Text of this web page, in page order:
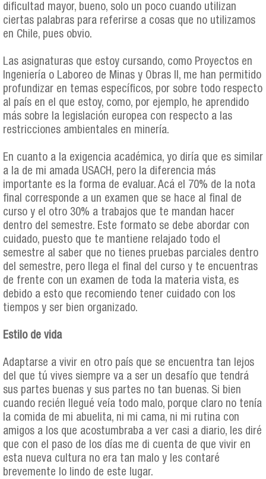
dificultad mayor, bueno, solo un poco cuando utilizan
ciertas palabras para referirse a cosas que no utilizamos
en Chile, pues obvio.
Las asignaturas que estoy cursando, como Proyectos en
Ingeniería o Laboreo de Minas y Obras II, me han permitido
profundizar en temas específicos, por sobre todo respecto
al país en el que estoy, como, por ejemplo, he aprendido
más sobre la legislación europea con respecto a las
restricciones ambientales en minería.
En cuanto a la exigencia académica, yo diría que es similar
a la de mi amada USACH, pero la diferencia más
importante es la forma de evaluar. Acá el 70% de la nota
final corresponde a un examen que se hace al final de
curso y el otro 30% a trabajos que te mandan hacer
dentro del semestre. Este formato se debe abordar con
cuidado, puesto que te mantiene relajado todo el
semestre al saber que no tienes pruebas parciales dentro
del semestre, pero llega el final del curso y te encuentras
de frente con un examen de toda la materia vista, es
debido a esto que recomiendo tener cuidado con los
tiempos y ser bien organizado.
Estilo de vida
Adaptarse a vivir en otro país que se encuentra tan lejos
del que tú vives siempre va a ser un desafío que tendrá
sus partes buenas y sus partes no tan buenas. Si bien
cuando recién llegué veía todo malo, porque claro no tenía
la comida de mi abuelita, ni mi cama, ni mi rutina con
amigos a los que acostumbraba a ver casi a diario, les diré
que con el paso de los días me di cuenta de que vivir en
esta nueva cultura no era tan malo y les contaré
brevemente lo lindo de este lugar.